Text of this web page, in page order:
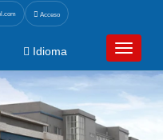
Acceso
Idioma